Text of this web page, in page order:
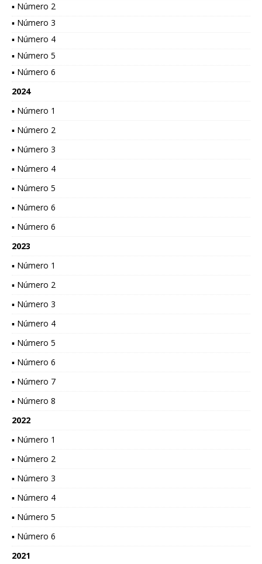
▪ Número 2
▪ Número 3
▪ Número 4
▪ Número 5
▪ Número 6
2024
▪ Número 1
▪ Número 2
▪ Número 3
▪ Número 4
▪ Número 5
▪ Número 6
▪ Número 6
2023
▪ Número 1
▪ Número 2
▪ Número 3
▪ Número 4
▪ Número 5
▪ Número 6
▪ Número 7
▪ Número 8
2022
▪ Número 1
▪ Número 2
▪ Número 3
▪ Número 4
▪ Número 5
▪ Número 6
2021